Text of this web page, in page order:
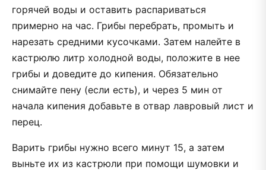
горячей воды и оставить распариваться
примерно на час. Грибы перебрать, промыть и
нарезать средними кусочками. Затем налейте в
кастрюлю литр холодной воды, положите в нее
грибы и доведите до кипения. Обязательно
снимайте пену (если есть), и через 5 мин от
начала кипения добавьте в отвар лавровый лист и
перец.
Варить грибы нужно всего минут 15, а затем
выньте их из кастрюли при помощи шумовки и